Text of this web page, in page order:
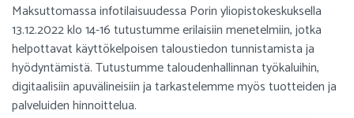
Maksuttomassa infotilaisuudessa Porin yliopistokeskuksella
13.12.2022 klo 14-16 tutustumme erilaisiin menetelmiin, jotka
helpottavat käyttökelpoisen taloustiedon tunnistamista ja
hyödyntämistä. Tutustumme taloudenhallinnan työkaluihin,
digitaalisiin apuvälineisiin ja tarkastelemme myös tuotteiden ja
palveluiden hinnoittelua.